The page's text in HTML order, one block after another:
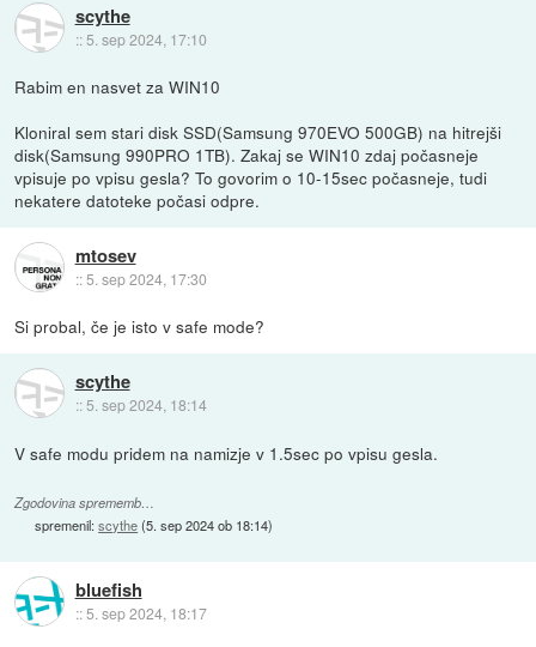
scythe
:: 5. sep 2024, 17:10
Rabim en nasvet za WIN10
Kloniral sem stari disk SSD(Samsung 970EVO 500GB) na hitrejši
disk(Samsung 990PRO 1TB). Zakaj se WIN10 zdaj počasneje
vpisuje po vpisu gesla? To govorim o 10-15sec počasneje, tudi
nekatere datoteke počasi odpre.
mtosev
::5. sep 2024, 17:30
Si probal, če je isto v safe mode?
scythe
:: 5. sep 2024, 18:14
V safe modu pridem na namizje v 1.5sec po vpisu gesla.
Zgodovina sprememb…
spremenil:scythe(5. sep 2024 ob 18:14)
bluefish
::5. sep 2024, 18:17